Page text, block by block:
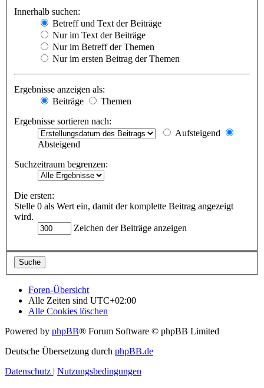
Innerhalb suchen:
Betreff und Text der Beiträge
Nur im Text der Beiträge
Nur im Betreff der Themen
Nur im ersten Beitrag der Themen
Ergebnisse anzeigen als:
Beiträge
Themen
Ergebnisse sortieren nach:
Aufsteigend
Absteigend
Suchzeitraum begrenzen:
Die ersten:
Stelle 0 als Wert ein, damit der komplette Beitrag angezeigt
wird.
Zeichen der Beiträge anzeigen
Foren-Übersicht
Alle Zeiten sind UTC+02:00
Alle Cookies löschen
Powered by phpBB® Forum Software © phpBB Limited
Deutsche Übersetzung durch phpBB.de
Datenschutz | Nutzungsbedingungen